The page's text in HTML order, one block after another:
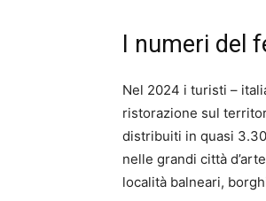
I numeri del
Nel 2024 i turisti –
ristorazione sul
distribuiti in quasi
nelle grandi città
località balneari,